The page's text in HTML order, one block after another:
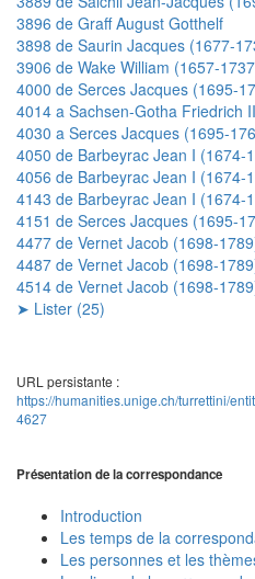
3896 de Graff August Gotthelf
3898 de Saurin Jacques (1677-
3906 de Wake William (1657-
4000 de Serces Jacques (1695-
4014 a Sachsen-Gotha Friedrich
4030 a Serces Jacques (1695-
4050 de Barbeyrac Jean I (1674-
4056 de Barbeyrac Jean I (1674-
4143 de Barbeyrac Jean I (1674-
4151 de Serces Jacques (1695-
4477 de Vernet Jacob (1698-
4487 de Vernet Jacob (1698-
4514 de Vernet Jacob (1698-
➤ Lister (25)
URL persistante :
https://humanities.unige.ch/turrettini/
4627
Présentation de la correspondance
Introduction
Les temps de la
Les personnes et les